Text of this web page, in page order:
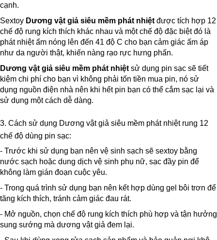
cạnh.
Sextoy Dương vật giả siêu mềm phát nhiệt được tích hợp 12
chế độ rung kích thích khác nhau và một chế độ đặc biệt đó là
phát nhiệt ấm nóng lên đến 41 độ C cho bạn cảm giác ấm áp
như da người thật, khiến nàng rạo rực hưng phấn.
Dương vật giả siêu mềm phát nhiệt sử dụng pin sạc sẽ tiết
kiệm chi phí cho bạn vì không phải tốn tiền mua pin, nó sử
dụng nguồn điện nhà nên khi hết pin bạn có thể cắm sạc lại và
sử dụng một cách dễ dàng.
3. Cách sử dụng Dương vật giả siêu mềm phát nhiệt rung 12
chế độ dùng pin sạc:
- Trước khi sử dụng bạn nên vệ sinh sạch sẽ sextoy bằng
nước sạch hoặc dung dịch vệ sinh phụ nữ, sạc đầy pin để
không làm gián đoạn cuộc yêu.
- Trong quá trình sử dụng bạn nên kết hợp dùng gel bôi trơn để
tăng kích thích, tránh cảm giác đau rát.
- Mở nguồn, chọn chế độ rung kích thích phù hợp và tận hưởng
sung sướng mà dương vật giả đem lại.